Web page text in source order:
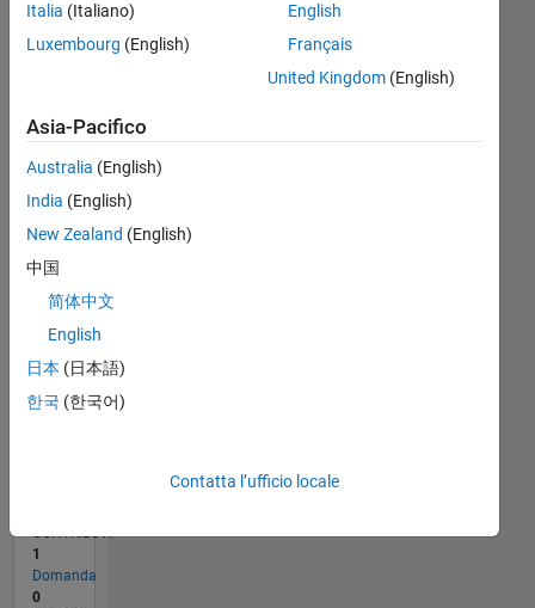
CONTRIBUTI L
-2
-1
1
2
3
L
09/23
01/24
05/24
09/24
01/25
05/25
09/25
01/26
05/26
02/24
07/24
12/24
10/25
03/26
08/26
191.491
of
CONTRIBUTI
1
Domanda
0
Italia (Italiano)
Luxembourg (English)
English
Français
United Kingdom(English)
Asia-Pacifico
Australia (English)
India (English)
New Zealand (English)
中国
简体中文
English
日本 (日本語)
한국 (한국어)
Contatta l’ufficio locale